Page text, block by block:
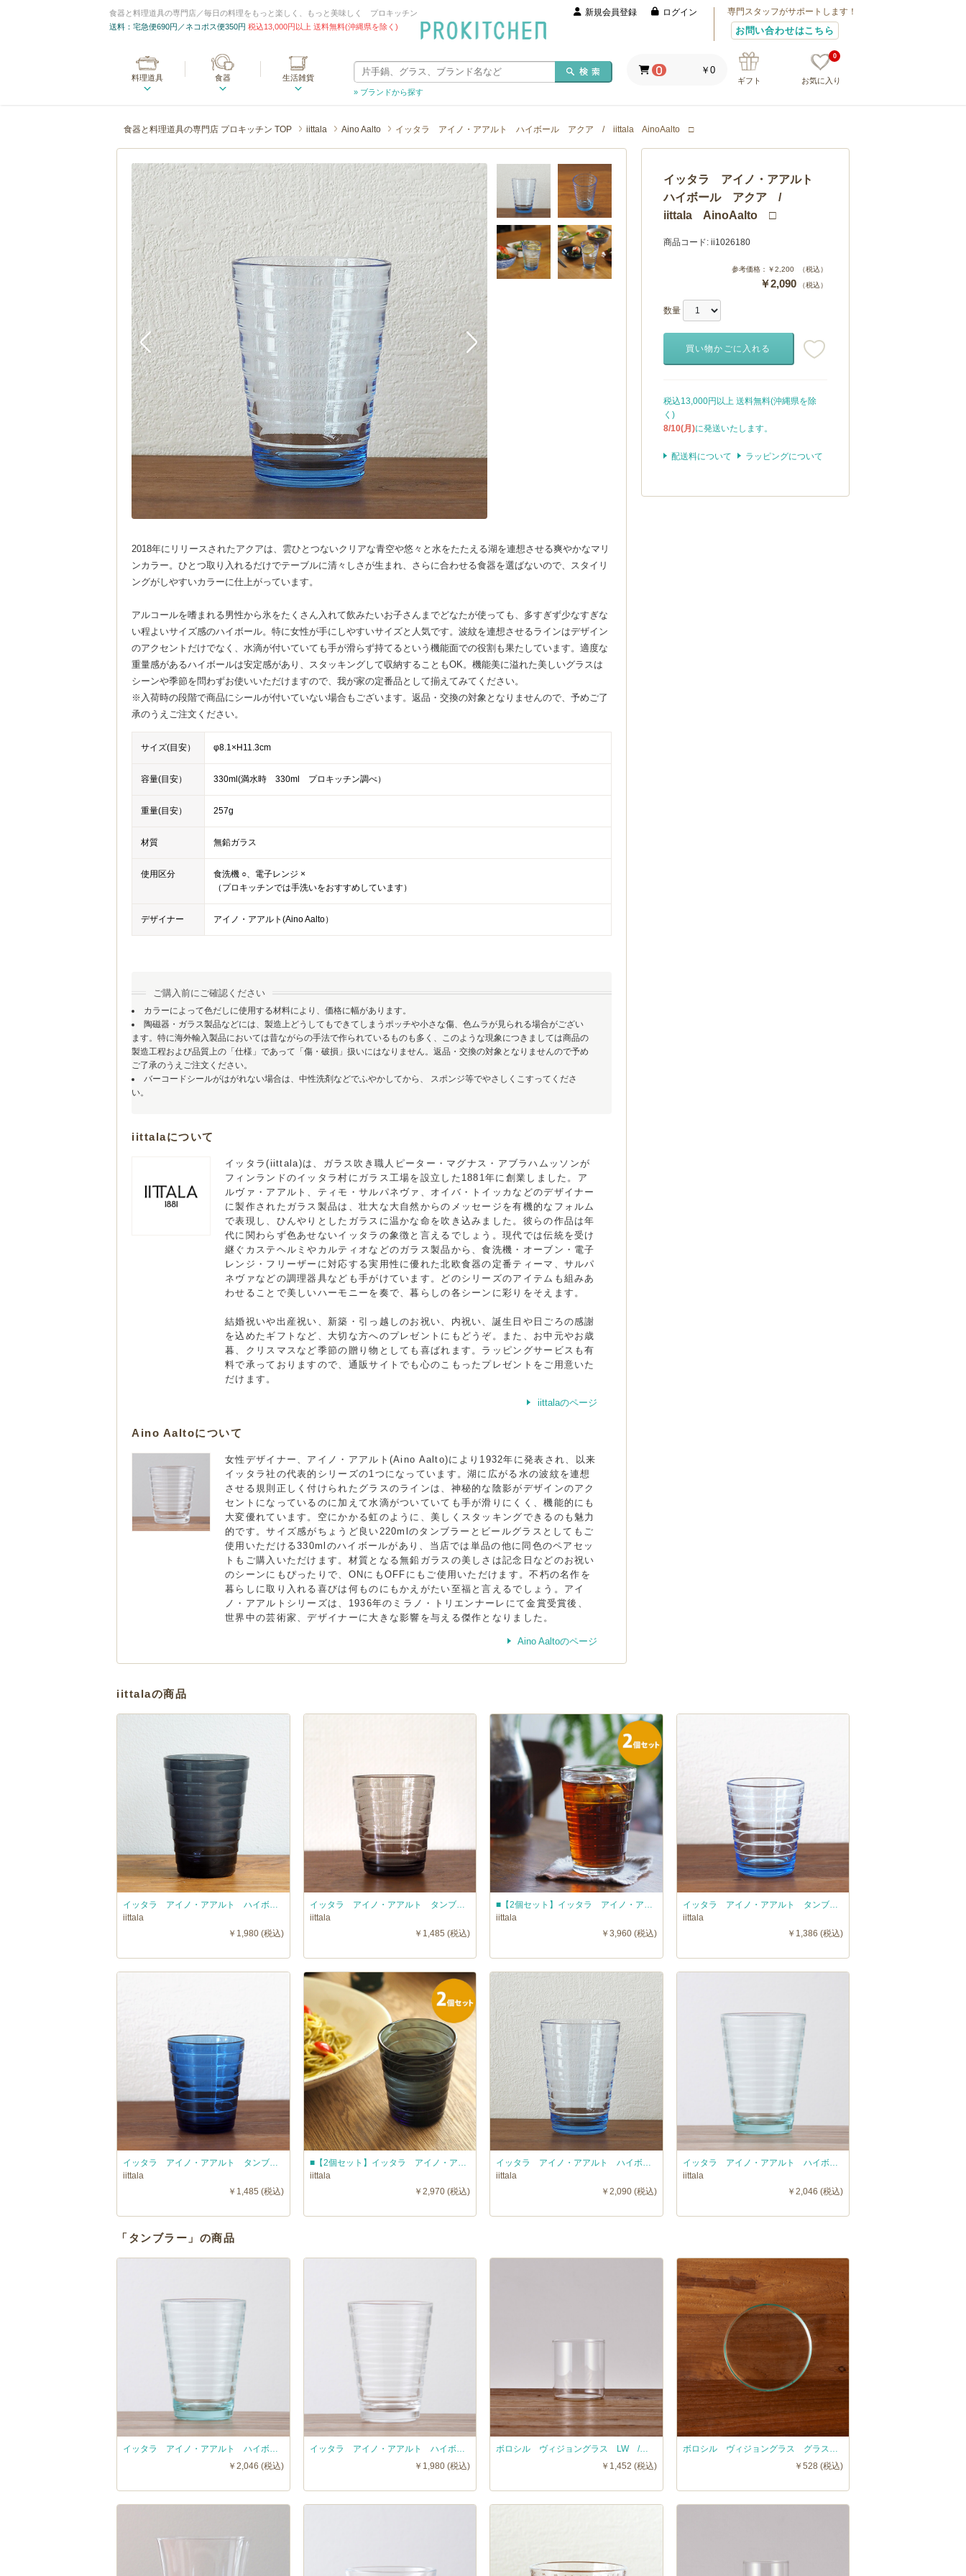
食器と料理道具の専門店／毎日の料理をもっと楽しく、もっと美味しく プロキッチン
送料：宅急便690円／ネコポス便350円 税込13,000円以上 送料無料(沖縄県を除く)
新規会員登録 ログイン 専門スタッフがサポートします！
お問い合わせはこちら
料理道具 食器
生活雑貨
» ブランドから探す
ギフト お気に入り
0
0 ￥0
食器と料理道具の専門店 プロキッチン TOP iittala Aino Aalto イッタラ アイノ・アアルト ハイボール アクア / iittala AinoAalto □
イッタラ アイノ・アアルト
ハイボール アクア /
iittala AinoAalto □
商品コード: ii1026180
参考価格： ￥2,200 （税込）
￥2,090 （税込）
数量
買い物かごに入れる
税込13,000円以上 送料無料(沖縄県を除
く)
8/10(月)に発送いたします。
配送料について ラッピングについて
2018年にリリースされたアクアは、雲ひとつないクリアな青空や悠々と水をたたえる湖を連想させる爽やかなマリ
ンカラー。ひとつ取り入れるだけでテーブルに清々しさが生まれ、さらに合わせる食器を選ばないので、スタイリ
ングがしやすいカラーに仕上がっています。
アルコールを嗜まれる男性から氷をたくさん入れて飲みたいお子さんまでどなたが使っても、多すぎず少なすぎな
い程よいサイズ感のハイボール。特に女性が手にしやすいサイズと人気です。波紋を連想させるラインはデザイン
のアクセントだけでなく、水滴が付いていても手が滑らず持てるという機能面での役割も果たしています。適度な
重量感があるハイボールは安定感があり、スタッキングして収納することもOK。機能美に溢れた美しいグラスは
シーンや季節を問わずお使いいただけますので、我が家の定番品として揃えてみてください。
※入荷時の段階で商品にシールが付いていない場合もございます。返品・交換の対象となりませんので、予めご了
承のうえご注文ください。
サイズ(目安） φ8.1×H11.3cm
容量(目安） 330ml(満水時 330ml プロキッチン調べ）
重量(目安） 257g
材質 無鉛ガラス
使用区分
食洗機 ○、電子レンジ ×
（プロキッチンでは手洗いをおすすめしています）
デザイナー アイノ・アアルト(Aino Aalto）
ご購入前にご確認ください
カラーによって色だしに使用する材料により、価格に幅があります。
陶磁器・ガラス製品などには、製造上どうしてもできてしまうポッチや小さな傷、色ムラが見られる場合がござい
ます。特に海外輸入製品においては昔ながらの手法で作られているものも多く、このような現象につきましては商品の
製造工程および品質上の「仕様」であって「傷・破損」扱いにはなりません。返品・交換の対象となりませんので予め
ご了承のうえご注文ください。
バーコードシールがはがれない場合は、中性洗剤などでふやかしてから、 スポンジ等でやさしくこすってくださ
い。
iittalaについて
イッタラ(iittala)は、ガラス吹き職人ピーター・マグナス・アブラハムッソンが
フィンランドのイッタラ村にガラス工場を設立した1881年に創業しました。ア
ルヴァ・アアルト、ティモ・サルパネヴァ、オイバ・トイッカなどのデザイナー
に製作されたガラス製品は、壮大な大自然からのメッセージを有機的なフォルム
で表現し、ひんやりとしたガラスに温かな命を吹き込みました。彼らの作品は年
代に関わらず色あせないイッタラの象徴と言えるでしょう。現代では伝統を受け
継ぐカステヘルミやカルティオなどのガラス製品から、食洗機・オーブン・電子
レンジ・フリーザーに対応する実用性に優れた北欧食器の定番ティーマ、サルパ
ネヴァなどの調理器具なども手がけています。どのシリーズのアイテムも組みあ
わせることで美しいハーモニーを奏で、暮らしの各シーンに彩りをそえます。
結婚祝いや出産祝い、新築・引っ越しのお祝い、内祝い、誕生日や日ごろの感謝
を込めたギフトなど、大切な方へのプレゼントにもどうぞ。また、お中元やお歳
暮、クリスマスなど季節の贈り物としても喜ばれます。ラッピングサービスも有
料で承っておりますので、通販サイトでも心のこもったプレゼントをご用意いた
だけます。
iittalaのページ
Aino Aaltoについて
女性デザイナー、アイノ・アアルト(Aino Aalto)により1932年に発表され、以来
イッタラ社の代表的シリーズの1つになっています。湖に広がる水の波紋を連想
させる規則正しく付けられたグラスのラインは、神秘的な陰影がデザインのアク
セントになっているのに加えて水滴がついていても手が滑りにくく、機能的にも
大変優れています。空にかかる虹のように、美しくスタッキングできるのも魅力
的です。サイズ感がちょうど良い220mlのタンブラーとビールグラスとしてもご
使用いただける330mlのハイボールがあり、当店では単品の他に同色のペアセッ
トもご購入いただけます。材質となる無鉛ガラスの美しさは記念日などのお祝い
のシーンにもぴったりで、ONにもOFFにもご使用いただけます。不朽の名作を
暮らしに取り入れる喜びは何ものにもかえがたい至福と言えるでしょう。アイ
ノ・アアルトシリーズは、1936年のミラノ・トリエンナーレにて金賞受賞後、
世界中の芸術家、デザイナーに大きな影響を与える傑作となりました。
Aino Aaltoのページ
iittalaの商品
イッタラ アイノ・アアルト ハイボール ダークグレー / iittala AinoAalto □
iittala
￥1,980 (税込)
イッタラ アイノ・アアルト タンブラー リネン / iittala AinoAalto □
iittala
￥1,485 (税込)
■【2個セット】イッタラ アイノ・アアルト ハイボール クリア / iittala AinoAalto
iittala
￥3,960 (税込)
イッタラ アイノ・アアルト タンブラー アクア / iittala AinoAalto □
iittala
￥1,386 (税込)
イッタラ アイノ・アアルト タンブラー ウルトラマリンブルー / iittala AinoAalto □
iittala
￥1,485 (税込)
■【2個セット】イッタラ アイノ・アアルト タンブラー ダークグレー / iittala AinoAalto □
iittala
￥2,970 (税込)
イッタラ アイノ・アアルト ハイボール アクア / iittala AinoAalto □
iittala
￥2,090 (税込)
イッタラ アイノ・アアルト ハイボール ウォーターグリーン / iittala AinoAalto
iittala
￥2,046 (税込)
「タンブラー」の商品
イッタラ アイノ・アアルト ハイボール ウォーターグリーン / iittala AinoAalto
￥2,046 (税込)
イッタラ アイノ・アアルト ハイボール クリア / iittala AinoAalto
￥1,980 (税込)
ボロシル ヴィジョングラス LW / BOROSIL VISION GLASS LW
￥1,452 (税込)
ボロシル ヴィジョングラス グラスリド 83（KL） / BOROSIL VISION GLASS LID 83
￥528 (税込)